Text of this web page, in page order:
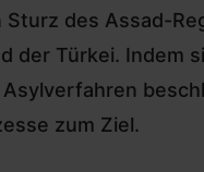
Sturz des Assad-
Türkei. Indem
zum Ziel.